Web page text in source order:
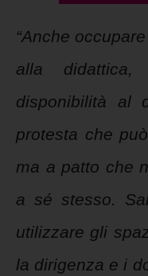
“Anche
alla didattica,
disponibilità al
protesta che
ma a patto che
a sé stesso.
utilizzare gli
la dirigenza e i